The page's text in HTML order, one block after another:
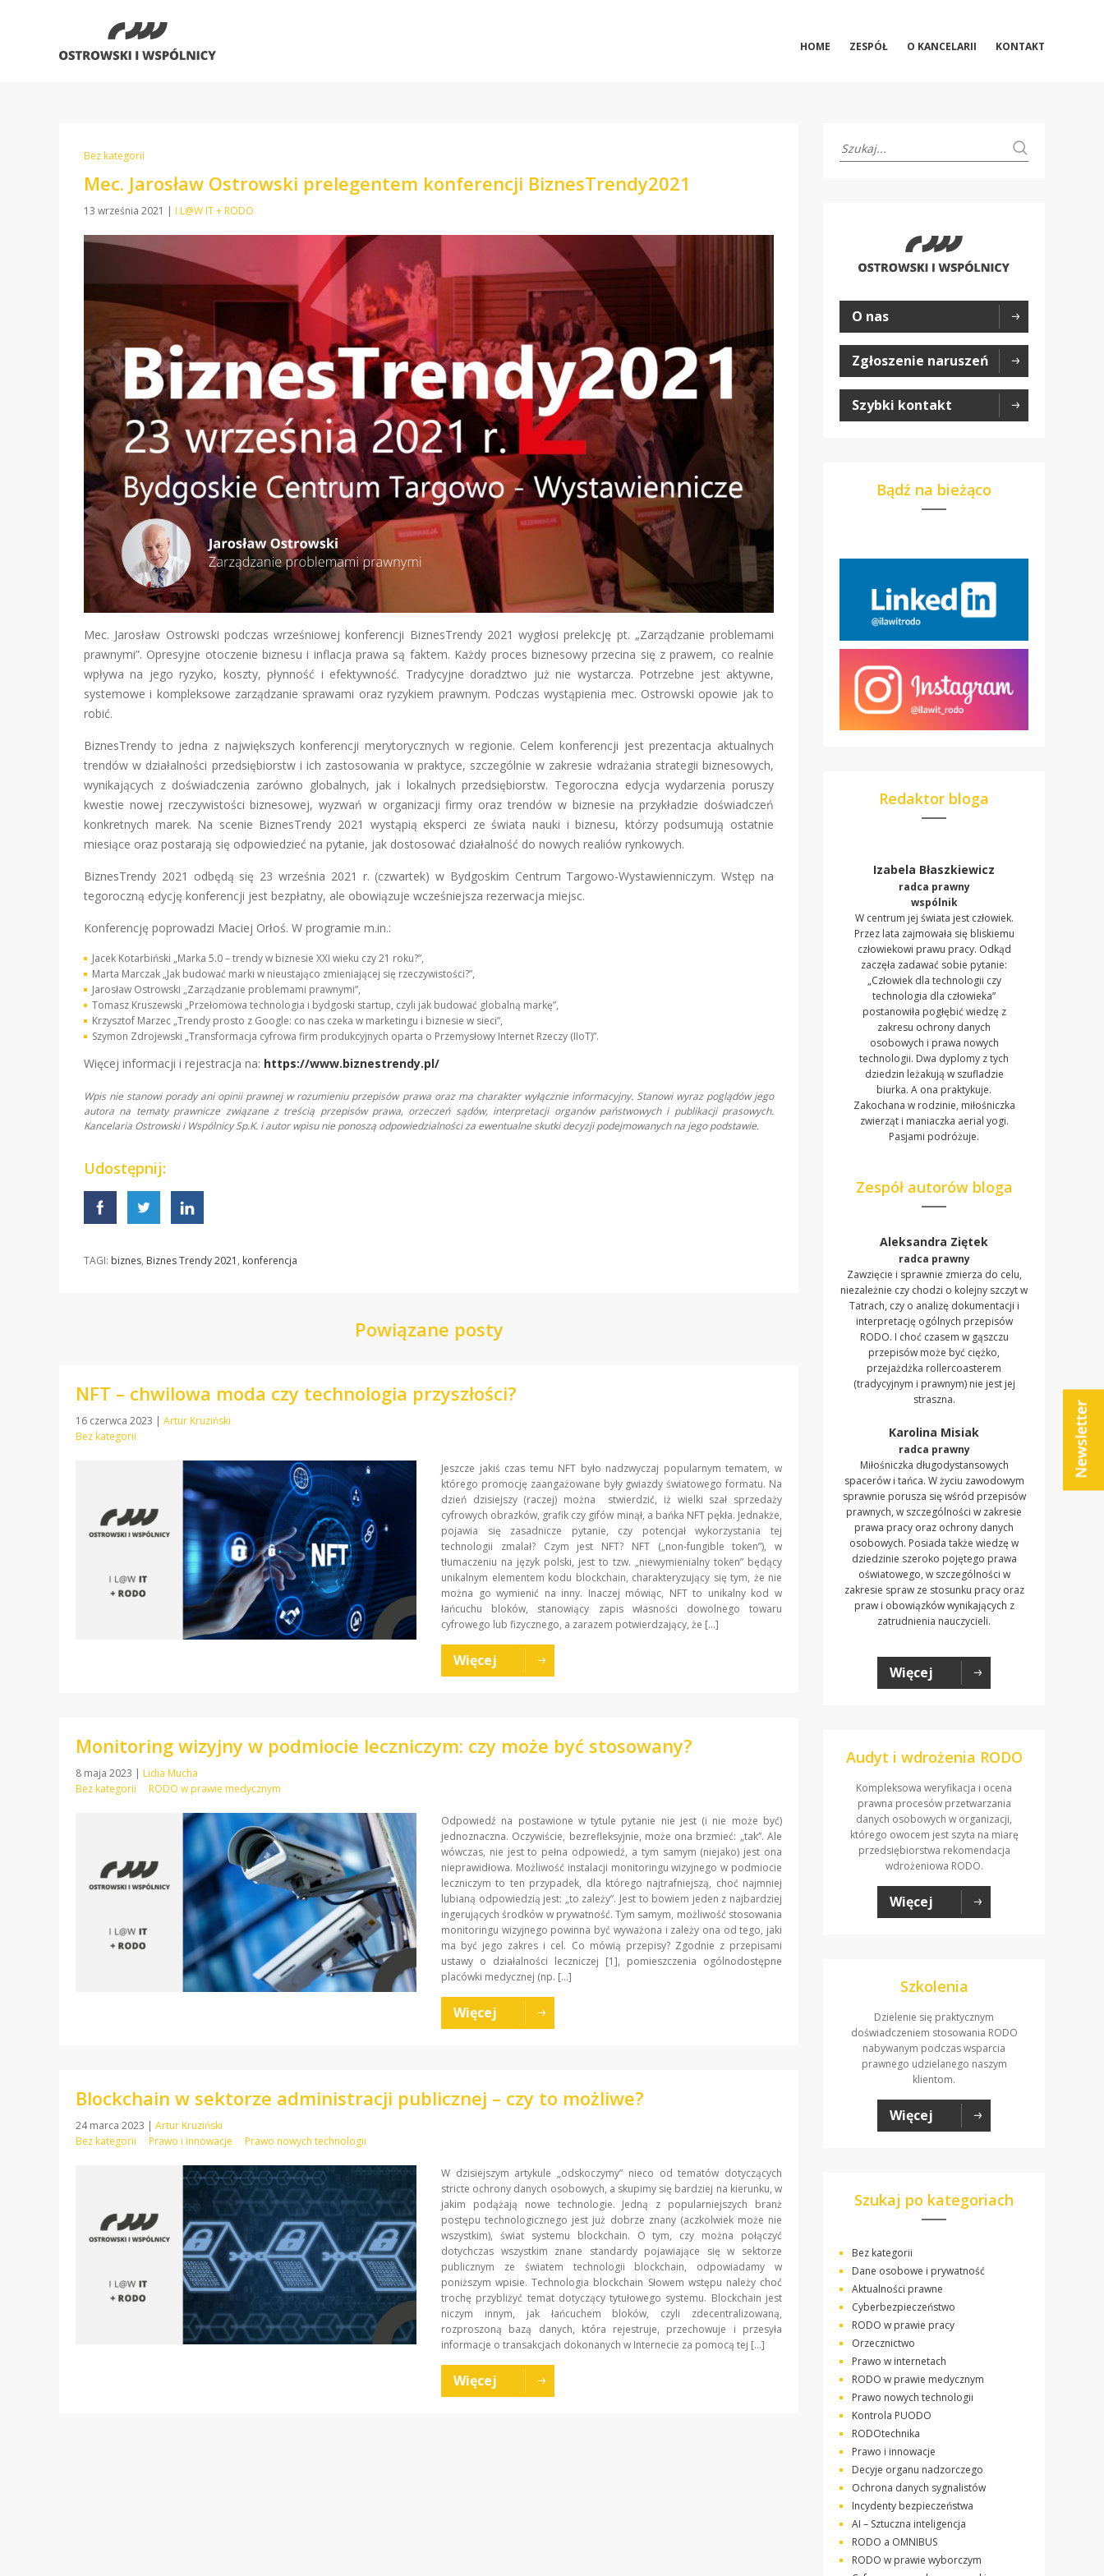
HOME ZESPÓŁ O KANCELARII KONTAKT
Bez kategorii
Mec. Jarosław Ostrowski prelegentem konferencji BiznesTrendy2021
13 września 2021 | I L@W IT + RODO
Mec. Jarosław Ostrowski podczas wrześniowej konferencji BiznesTrendy 2021 wygłosi prelekcję pt. „Zarządzanie problemami
prawnymi”. Opresyjne otoczenie biznesu i inflacja prawa są faktem. Każdy proces biznesowy przecina się z prawem, co realnie
wpływa na jego ryzyko, koszty, płynność i efektywność. Tradycyjne doradztwo już nie wystarcza. Potrzebne jest aktywne,
systemowe i kompleksowe zarządzanie sprawami oraz ryzykiem prawnym. Podczas wystąpienia mec. Ostrowski opowie jak to
robić.
BiznesTrendy to jedna z największych konferencji merytorycznych w regionie. Celem konferencji jest prezentacja aktualnych
trendów w działalności przedsiębiorstw i ich zastosowania w praktyce, szczególnie w zakresie wdrażania strategii biznesowych,
wynikających z doświadczenia zarówno globalnych, jak i lokalnych przedsiębiorstw. Tegoroczna edycja wydarzenia poruszy
kwestie nowej rzeczywistości biznesowej, wyzwań w organizacji firmy oraz trendów w biznesie na przykładzie doświadczeń
konkretnych marek. Na scenie BiznesTrendy 2021 wystąpią eksperci ze świata nauki i biznesu, którzy podsumują ostatnie
miesiące oraz postarają się odpowiedzieć na pytanie, jak dostosować działalność do nowych realiów rynkowych.
BiznesTrendy 2021 odbędą się 23 września 2021 r. (czwartek) w Bydgoskim Centrum Targowo-Wystawienniczym. Wstęp na
tegoroczną edycję konferencji jest bezpłatny, ale obowiązuje wcześniejsza rezerwacja miejsc.
Konferencję poprowadzi Maciej Orłoś. W programie m.in.:
Jacek Kotarbiński „Marka 5.0 – trendy w biznesie XXI wieku czy 21 roku?”,
Marta Marczak „Jak budować marki w nieustająco zmieniającej się rzeczywistości?”,
Jarosław Ostrowski „Zarządzanie problemami prawnymi”,
Tomasz Kruszewski „Przełomowa technologia i bydgoski startup, czyli jak budować globalną markę”,
Krzysztof Marzec „Trendy prosto z Google: co nas czeka w marketingu i biznesie w sieci”,
Szymon Zdrojewski „Transformacja cyfrowa firm produkcyjnych oparta o Przemysłowy Internet Rzeczy (IIoT)”.
Więcej informacji i rejestracja na: https://www.biznestrendy.pl/
Wpis nie stanowi porady ani opinii prawnej w rozumieniu przepisów prawa oraz ma charakter wyłącznie informacyjny. Stanowi wyraz poglądów jego
autora na tematy prawnicze związane z treścią przepisów prawa, orzeczeń sądów, interpretacji organów państwowych i publikacji prasowych.
Kancelaria Ostrowski i Wspólnicy Sp.K. i autor wpisu nie ponoszą odpowiedzialności za ewentualne skutki decyzji podejmowanych na jego podstawie.
Udostępnij:
TAGI: biznes, Biznes Trendy 2021 , konferencja
Powiązane posty
NFT – chwilowa moda czy technologia przyszłości?
16 czerwca 2023 | Artur Kruziński
Bez kategorii
Jeszcze jakiś czas temu NFT było nadzwyczaj popularnym tematem, w
którego promocję zaangażowane były gwiazdy światowego formatu. Na
dzień dzisiejszy (raczej) można stwierdzić, iż wielki szał sprzedaży
cyfrowych obrazków, grafik czy gifów minął, a bańka NFT pękła. Jednakże,
pojawia się zasadnicze pytanie, czy potencjał wykorzystania tej
technologii zmalał? Czym jest NFT? NFT („non-fungible token”), w
tłumaczeniu na język polski, jest to tzw. „niewymienialny token” będący
unikalnym elementem kodu blockchain, charakteryzujący się tym, że nie
można go wymienić na inny. Inaczej mówiąc, NFT to unikalny kod w
łańcuchu bloków, stanowiący zapis własności dowolnego towaru
cyfrowego lub fizycznego, a zarazem potwierdzający, że […]
Więcej
Monitoring wizyjny w podmiocie leczniczym: czy może być stosowany?
8 maja 2023 | Lidia Mucha
Bez kategorii
RODO w prawie medycznym
Odpowiedź na postawione w tytule pytanie nie jest (i nie może być)
jednoznaczna. Oczywiście, bezrefleksyjnie, może ona brzmieć: „tak”. Ale
wówczas, nie jest to pełna odpowiedź, a tym samym (niejako) jest ona
nieprawidłowa. Możliwość instalacji monitoringu wizyjnego w podmiocie
leczniczym to ten przypadek, dla którego najtrafniejszą, choć najmniej
lubianą odpowiedzią jest: „to zależy”. Jest to bowiem jeden z najbardziej
ingerujących środków w prywatność. Tym samym, możliwość stosowania
monitoringu wizyjnego powinna być wyważona i zależy ona od tego, jaki
ma być jego zakres i cel. Co mówią przepisy? Zgodnie z przepisami
ustawy o działalności leczniczej [1], pomieszczenia ogólnodostępne
placówki medycznej (np. […]
Więcej
Blockchain w sektorze administracji publicznej – czy to możliwe?
24 marca 2023 | Artur Kruziński
Bez kategorii
Prawo i innowacje Prawo nowych technologii
W dzisiejszym artykule „odskoczymy” nieco od tematów dotyczących
stricte ochrony danych osobowych, a skupimy się bardziej na kierunku, w
jakim podążają nowe technologie. Jedną z popularniejszych branż
postępu technologicznego jest już dobrze znany (aczkolwiek może nie
wszystkim), świat systemu blockchain. O tym, czy można połączyć
dotychczas wszystkim znane standardy pojawiające się w sektorze
publicznym ze światem technologii blockchain, odpowiadamy w
poniższym wpisie. Technologia blockchain Słowem wstępu należy choć
trochę przybliżyć temat dotyczący tytułowego systemu. Blockchain jest
niczym innym, jak łańcuchem bloków, czyli zdecentralizowaną,
rozproszoną bazą danych, która rejestruje, przechowuje i przesyła
informacje o transakcjach dokonanych w Internecie za pomocą tej […]
Więcej
O nas
Zgłoszenie naruszeń
Szybki kontakt
Bądź na bieżąco
Redaktor bloga
Izabela Błaszkiewicz
radca prawny
wspólnik
W centrum jej świata jest człowiek.
Przez lata zajmowała się bliskiemu
człowiekowi prawu pracy. Odkąd
zaczęła zadawać sobie pytanie:
„Człowiek dla technologii czy
technologia dla człowieka”
postanowiła pogłębić wiedzę z
zakresu ochrony danych
osobowych i prawa nowych
technologii. Dwa dyplomy z tych
dziedzin leżakują w szufladzie
biurka. A ona praktykuje.
Zakochana w rodzinie, miłośniczka
zwierząt i maniaczka aerial yogi.
Pasjami podróżuje.
Zespół autorów bloga
Aleksandra Ziętek
radca prawny
Zawzięcie i sprawnie zmierza do celu,
niezależnie czy chodzi o kolejny szczyt w
Tatrach, czy o analizę dokumentacji i
interpretację ogólnych przepisów
RODO. I choć czasem w gąszczu
przepisów może być ciężko,
przejażdżka rollercoasterem
(tradycyjnym i prawnym) nie jest jej
straszna.
Karolina Misiak
radca prawny
Miłośniczka długodystansowych
spacerów i tańca. W życiu zawodowym
sprawnie porusza się wśród przepisów
prawnych, w szczególności w zakresie
prawa pracy oraz ochrony danych
osobowych. Posiada także wiedzę w
dziedzinie szeroko pojętego prawa
oświatowego, w szczególności w
zakresie spraw ze stosunku pracy oraz
praw i obowiązków wynikających z
zatrudnienia nauczycieli.
Więcej
Audyt i wdrożenia RODO
Kompleksowa weryfikacja i ocena
prawna procesów przetwarzania
danych osobowych w organizacji,
którego owocem jest szyta na miarę
przedsiębiorstwa rekomendacja
wdrożeniowa RODO.
Więcej
Szkolenia
Dzielenie się praktycznym
doświadczeniem stosowania RODO
nabywanym podczas wsparcia
prawnego udzielanego naszym
klientom.
Więcej
Szukaj po kategoriach
Bez kategorii
Dane osobowe i prywatność
Aktualności prawne
Cyberbezpieczeństwo
RODO w prawie pracy
Orzecznictwo
Prawo w internetach
RODO w prawie medycznym
Prawo nowych technologii
Kontrola PUODO
RODOtechnika
Prawo i innowacje
Decyje organu nadzorczego
Ochrona danych sygnalistów
Incydenty bezpieczeństwa
AI – Sztuczna inteligencja
RODO a OMNIBUS
RODO w prawie wyborczym